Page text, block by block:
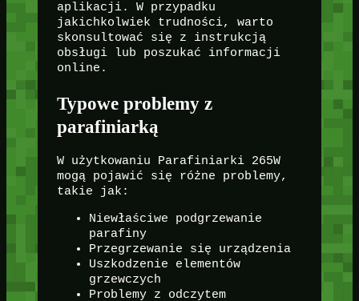
aplikacji. W przypadku
jakichkolwiek trudności, warto
skonsultować się z instrukcją
obsługi lub poszukać informacji
online.
Typowe problemy z
parafiniarką
W użytkowaniu Parafiniarki 265W
mogą pojawić się różne problemy,
takie jak:
Niewłaściwe podgrzewanie
parafiny
Przegrzewanie się urządzenia
Uszkodzenie elementów
grzewczych
Problemy z odczytem